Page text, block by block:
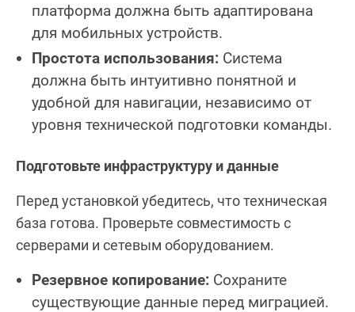
платформа должна быть адаптирована
для мобильных устройств.
Простота использования: Система
должна быть интуитивно понятной и
удобной для навигации, независимо от
уровня технической подготовки команды.
Подготовьте инфраструктуру и данные
Перед установкой убедитесь, что техническая
база готова. Проверьте совместимость с
серверами и сетевым оборудованием.
Резервное копирование: Сохраните
существующие данные перед миграцией.